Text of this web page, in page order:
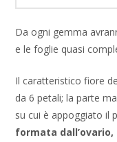
Da ogni gemma
e le foglie quasi
Il caratteristico fiore
da 6 petali; la parte
su cui è appoggiato il
formata